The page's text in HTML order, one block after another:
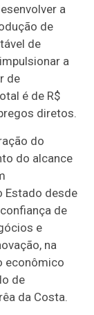
a
de
de
a
de
é de R$
diretos.
do
do alcance
Estado desde
de
e
na
econômico
de
da Costa.